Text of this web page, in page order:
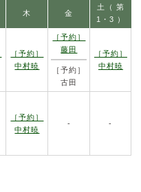
木 金
土（ 第
1・3 ）
［予約］
中村暁
［予約］
藤田
［予約］
古田
［予約］
中村暁
［予約］
中村暁
- -